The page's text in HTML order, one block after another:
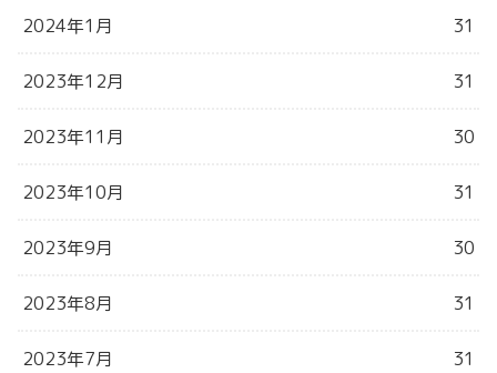
2024年1月 31
2023年12月 31
2023年11月 30
2023年10月 31
2023年9月 30
2023年8月 31
2023年7月 31